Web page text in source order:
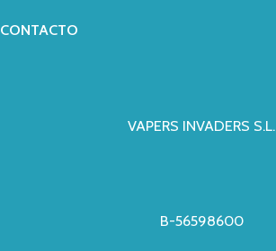
CONTACTO
VAPERS INVADERS S.L.
B-56598600